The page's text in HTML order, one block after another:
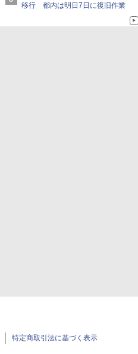
移行 都内は明日7日に復旧作業
特定商取引法に基づく表示